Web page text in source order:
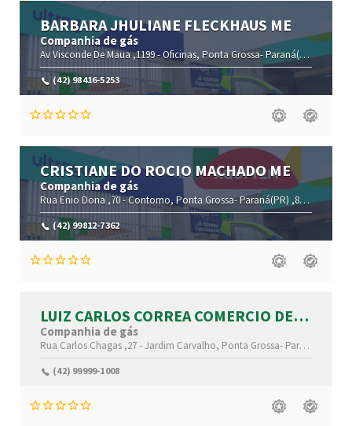
BARBARA JHULIANE FLECKHAUS ME
Companhia de gás
Av Visconde De Maua ,1199 -Oficinas, Ponta Grossa-Paraná(PR) ,84045-
(42) 98416-5253
CRISTIANE DO ROCIO MACHADO ME
Companhia de gás
Rua Enio Dona ,70 -Contorno, Ponta Grossa-Paraná(PR) ,84060-579
(42) 99812-7362
LUIZ CARLOS CORREA COMERCIO DE
GAS ME
Companhia de gás
Rua Carlos Chagas ,27 -Jardim Carvalho, Ponta Grossa- Paraná(PR)
(42) 99999-1008